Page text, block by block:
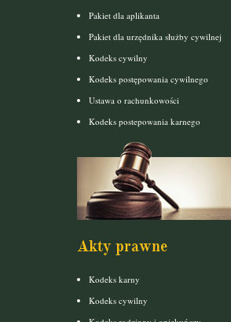
Pakiet dla aplikanta
Pakiet dla urzędnika służby cywilnej
Kodeks cywilny
Kodeks postępowania cywilnego
Ustawa o rachunkowości
Kodeks postepowania karnego
Akty prawne
Kodeks karny
Kodeks cywilny